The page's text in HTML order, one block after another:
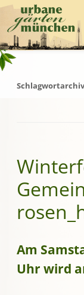
Am
Uhr wird